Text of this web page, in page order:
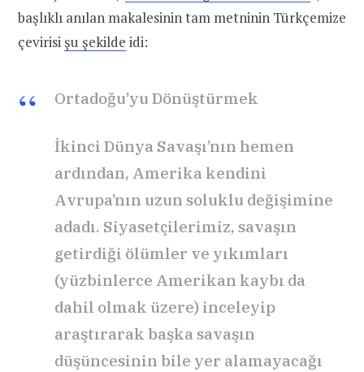
başlıklı anılan makalesinin tam metninin Türkçemize
çevirisişu şekilde idi:
Ortadoğu’yu Dönüştürmek
İkinci Dünya Savaşı’nın hemen
ardından, Amerika kendini
Avrupa’nın uzun soluklu değişimine
adadı. Siyasetçilerimiz, savaşın
getirdiği ölümler ve yıkımları
(yüzbinlerce Amerikan kaybı da
dahil olmak üzere) inceleyip
araştırarak başka savaşın
düşüncesinin bile yer alamayacağı